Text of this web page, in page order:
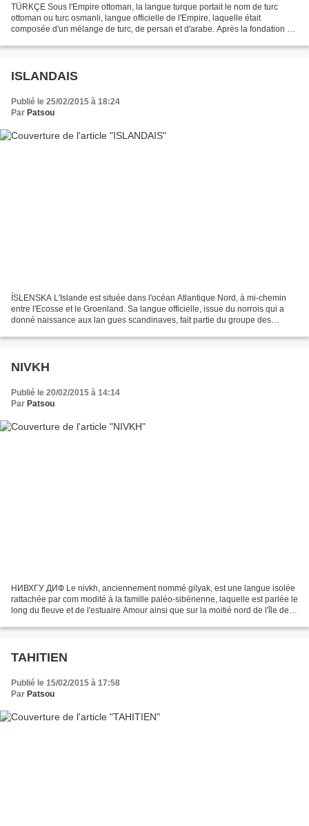
TÜRKÇE Sous l'Empire ottoman, la langue turque portait le nom de turc
ottoman ou turc osmanli, langue officielle de l'Empire, laquelle était
composée d'un mélange de turc, de persan et d'arabe. Après la fondation de
ISLANDAIS
Publié le 25/02/2015 à 18:24
Par Patsou
ÍSLENSKA L'Islande est située dans l'océan Atlantique Nord, à mi-chemin
entre l'Ecosse et le Groenland. Sa langue officielle, issue du norrois qui a
donné naissance aux lan gues scandinaves, fait partie du groupe des
NIVKH
Publié le 20/02/2015 à 14:14
Par Patsou
НИВХГУ ДИФ Le nivkh, anciennement nommé gilyak, est une langue isolée
rattachée par com modité à la famille paléo-sibérienne, laquelle est parlée le
long du fleuve et de l'estuaire Amour ainsi que sur la moitié nord de l'île de
TAHITIEN
Publié le 15/02/2015 à 17:58
Par Patsou